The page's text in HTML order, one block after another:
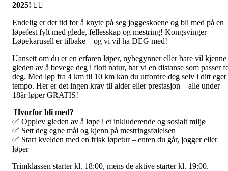
2025! 🏃‍♀️
Endelig er det tid for å knyte på seg joggeskoene og bli med på en
løpefest fylt med glede, fellesskap og mestring! Kongsvinger
Løpekarusell er tilbake – og vi vil ha DEG med!
Uansett om du er en erfaren løper, nybegynner eller bare vil kjenne
gleden av å bevege deg i flott natur, har vi en distanse som passer
deg. Med løp fra 4 km til 10 km kan du utfordre deg selv i ditt eget
tempo. Her er det ingen krav til alder eller prestasjon – alle under
18år løper GRATIS!
Hvorfor bli med?
✅ Opplev gleden av å løpe i et inkluderende og sosialt miljø
✅ Sett deg egne mål og kjenn på mestringsfølelsen
✅ Start kvelden med en frisk løpetur – enten du går, jogger eller
løper
Trimklassen starter kl. 18:00, mens de aktive starter kl. 19:00.